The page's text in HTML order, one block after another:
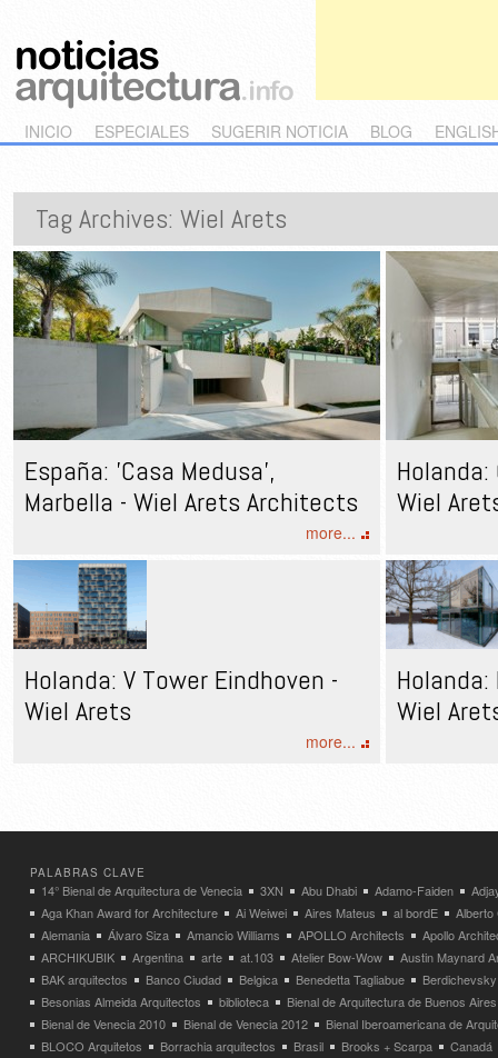
Main menu
Skip to primary content
Skip to secondary content
INICIO ESPECIALES SUGERIR NOTICIA BLOG
Tag Archives: Wiel Arets
España: 'Casa Medusa',
Marbella - Wiel Arets Architects
more...
Holanda:
Wiel
Holanda: V Tower Eindhoven -
Wiel Arets
more...
Wiel
PALABRAS CLAVE
14° Bienal de Arquitectura de Venecia 3XN Abu Dhabi Adamo-Faiden
Aga Khan Award for Architecture
Ai Weiwei Aires Mateus al bordE
Alberto
Alemania
Álvaro Siza Amancio Williams APOLLO Architects
Apollo
ARCHIKUBIK
Argentina arte at.103 Atelier Bow-Wow
Austin Maynard
BAK arquitectos
Banco Ciudad Belgica Benedetta Tagliabue
Besonias Almeida Arquitectos
biblioteca
Bienal de Arquitectura de Buenos Aires
Bienal de Venecia 2010
Bienal de Venecia 2012
Bienal Iberoamericana de
BLOCO Arquitetos
Borrachia arquitectos Brasil Brooks + Scarpa
Canadá